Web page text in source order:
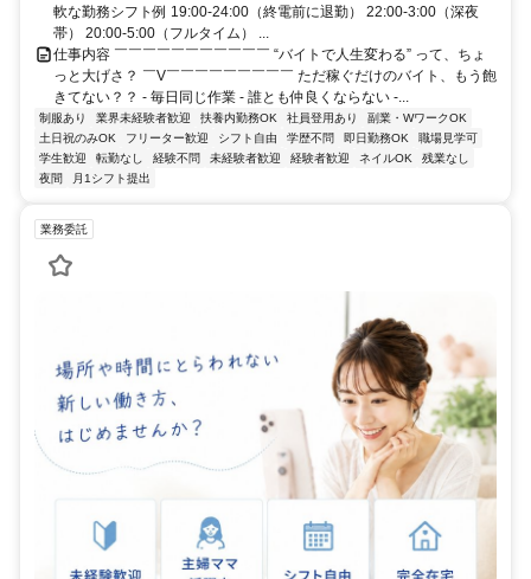
軟な勤務シフト例 19:00-24:00（終電前に退勤） 22:00-3:00（深夜
帯） 20:00-5:00（フルタイム） ...
仕事内容 ￣￣￣￣￣￣￣￣￣￣￣ “バイトで人生変わる” って、ちょ
っと大げさ？ ￣V￣￣￣￣￣￣￣￣￣ ただ稼ぐだけのバイト、もう飽
きてない？？ - 毎日同じ作業 - 誰とも仲良くならない -...
制服あり 業界未経験者歓迎 扶養内勤務OK 社員登用あり
副業・WワークOK
土日祝のみOK
フリーター歓迎 シフト自由 学歴不問 即日勤務OK
職場見学可
学生歓迎
転勤なし 経験不問 未経験者歓迎 経験者歓迎 ネイルOK
残業なし
夜間
月1シフト提出
業務委託